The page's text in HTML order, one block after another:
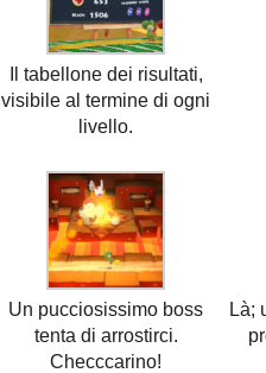
Il tabellone dei risultati,
visibile al termine di ogni
livello.
Un pucciosissimo boss
tenta di arrostirci.
Checccarino!
Là;